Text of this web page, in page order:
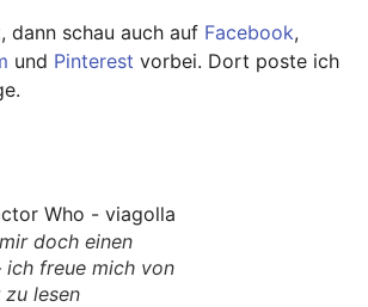
dann schau auch auf Facebook,
und Pinterest vorbei. Dort poste ich
doch einen
ich freue mich von
zu lesen